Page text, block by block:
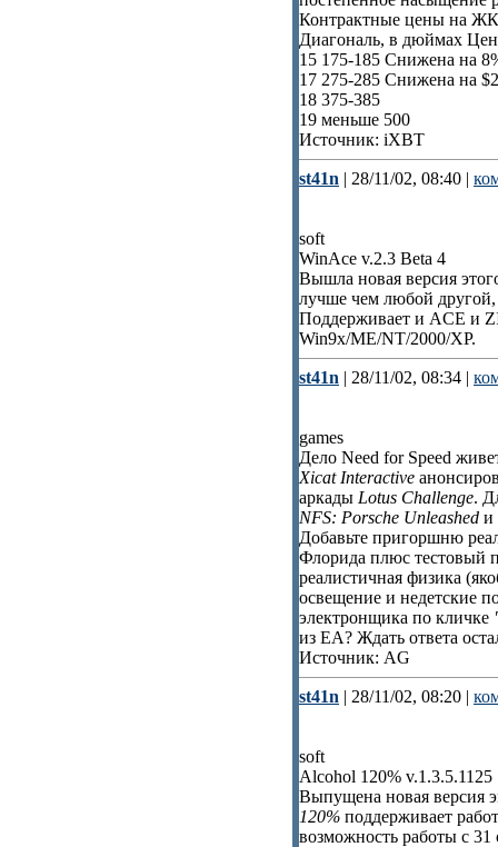
Контрактные цены на
Диагональ, в дюймах
15 175-185 Снижена на
17 275-285 Снижена на
18 375-385
19 меньше 500
Источник: iXBT
st41n | 28/11/02, 08:40 |
soft
WinAce v.2.3 Beta 4
Вышла новая версия
лучше чем любой другой,
Поддерживает и ACE и
Win9x/ME/NT/2000/XP.
st41n | 28/11/02, 08:34 |
games
Дело Need for Speed
Xicat Interactive
аркады Lotus Challenge.
NFS: Porsche Unleashed и
Добавьте пригоршню
Флорида плюс тестовый
реалистичная физика
освещение и недетские
электронщика по кличке
из EA? Ждать ответа
Источник: AG
st41n | 28/11/02, 08:20 |
soft
Alcohol 120% v.1.3.5.1125
Выпущена новая версия
120% поддерживает
возможность работы с